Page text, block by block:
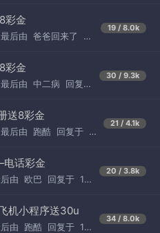
彩金
最后由 爸爸回来了
回
19 / 8.0k
彩金
最后由 中二病
回复
30 / 9.3k
送8彩金
最后由 跑酷 回复于 1
21 / 4.1k
话彩金
由 欧巴 回复于 15
20 / 3.8k
机小程序送30u
由 跑酷 回复于 1
34 / 8.0k